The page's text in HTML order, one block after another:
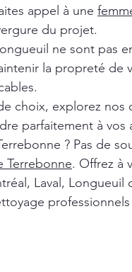
appel à une
du projet.
ne sont pas
la propreté de
choix, explorez nos
parfaitement à vos
? Pas de
Terrebonne. Offrez à
Laval,